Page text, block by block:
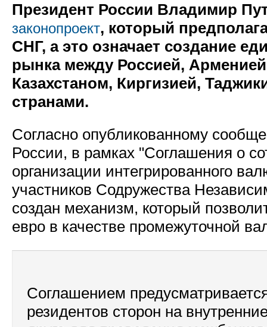
Президент России Владимир
законопроект, который
СНГ, а это означает создание
рынка между Россией,
Казахстаном, Киргизией,
странами.
Согласно опубликованному
России, в рамках "Соглашения о
организации интегрированного
участников Содружества
создан механизм, который
евро в качестве промежуточной
Соглашением
резидентов сторон на